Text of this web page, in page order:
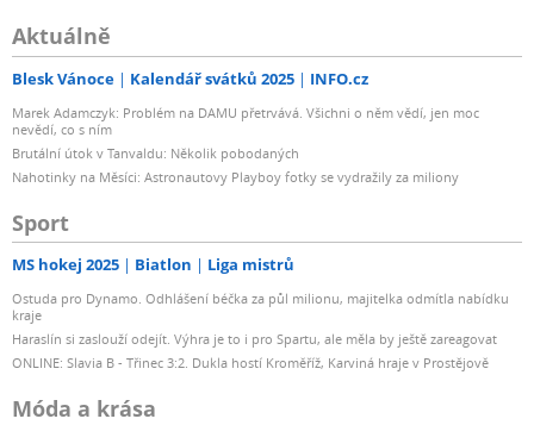
Aktuálně
Blesk Vánoce Kalendář svátků 2025 INFO.cz
Marek Adamczyk: Problém na DAMU přetrvává. Všichni o něm vědí, jen moc
nevědí, co s ním
Brutální útok v Tanvaldu: Několik pobodaných
Nahotinky na Měsíci: Astronautovy Playboy fotky se vydražily za miliony
Sport
MS hokej 2025 Biatlon Liga mistrů
Ostuda pro Dynamo. Odhlášení béčka za půl milionu, majitelka odmítla nabídku
kraje
Haraslín si zaslouží odejít. Výhra je to i pro Spartu, ale měla by ještě zareagovat
ONLINE: Slavia B - Třinec 3:2. Dukla hostí Kroměříž, Karviná hraje v Prostějově
Móda a krása